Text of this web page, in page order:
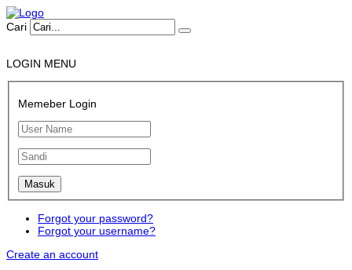
Cari
LOGIN MENU
Memeber Login
Forgot your password?
Forgot your username?
Create an account